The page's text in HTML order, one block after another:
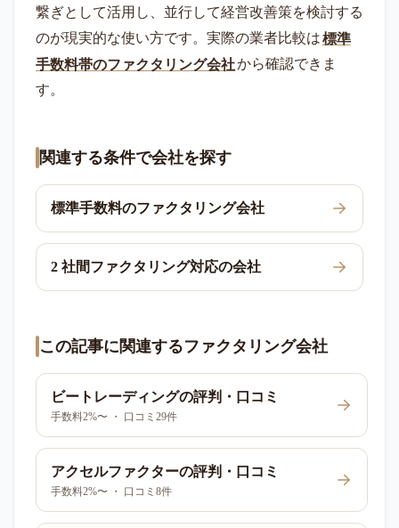
繋ぎとして活用し、並行して経営改善策を検討する
のが現実的な使い方です。実際の業者比較は標準
手数料帯のファクタリング会社から確認できま
す。
関連する条件で会社を探す
標準手数料のファクタリング会社
2 社間ファクタリング対応の会社
この記事に関連するファクタリング会社
ビートレーディングの評判・口コミ
手数料2%〜 ・ 口コミ29件
アクセルファクターの評判・口コミ
手数料2%〜 ・ 口コミ8件